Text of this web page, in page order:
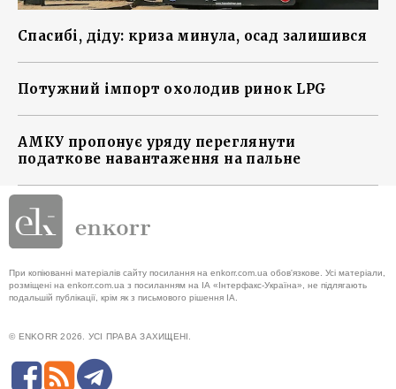
Спасибі, діду: криза минула, осад залишився
Потужний імпорт охолодив ринок LPG
АМКУ пропонує уряду переглянути
податкове навантаження на пальне
При копіюванні матеріалів сайту посилання на enkorr.com.ua обов'язкове. Усі матеріали,
розміщені на enkorr.com.ua з посиланням на ІА «Інтерфакс-Україна», не підлягають
подальшій публікації, крім як з письмового рішення ІА.
© ENKORR 2026. УСІ ПРАВА ЗАХИЩЕНІ.